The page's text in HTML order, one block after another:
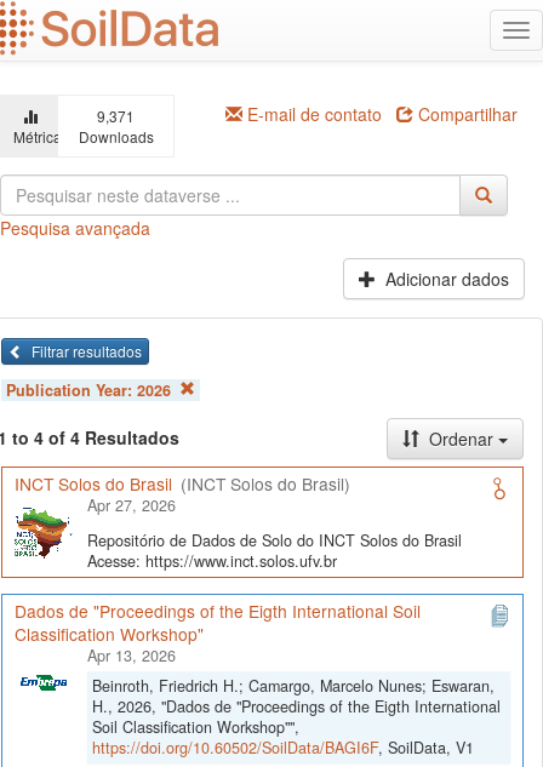
Ir
para
o
principal
Métricas
9,371
Downloads
E-mail de contato Compartilhar
Pesquisa avançada
Adicionar dados
Filtrar resultados
Publication Year: 2026
to 4 of 4 Resultados
Ordenar
INCT Solos do Brasil (INCT Solos do Brasil)
Apr 27, 2026
Repositório de Dados de Solo do INCT Solos do Brasil
Acesse: https://www.inct.solos.ufv.br
Dados de "Proceedings of the Eigth International Soil
Classification Workshop"
Apr 13, 2026
Beinroth, Friedrich H.; Camargo, Marcelo Nunes; Eswaran,
H., 2026, "Dados de "Proceedings of the Eigth International
Soil Classification Workshop"",
https://doi.org/10.60502/SoilData/BAGI6F, SoilData, V1